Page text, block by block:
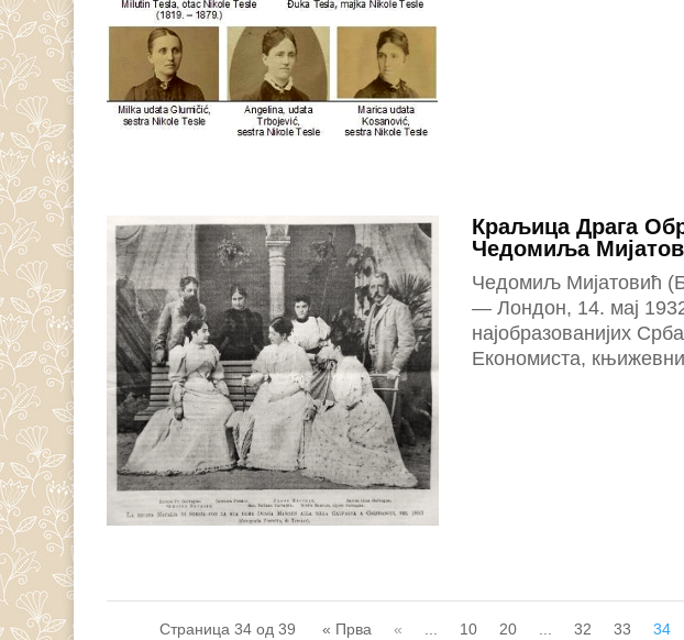
Краљица Драга
Чедомиља
Чедомиљ Мијатовић
— Лондон, 14. мај
најобразованијих
Економиста,
Страница 34 од 39 « Прва « ... 10 20 ... 32 33 34